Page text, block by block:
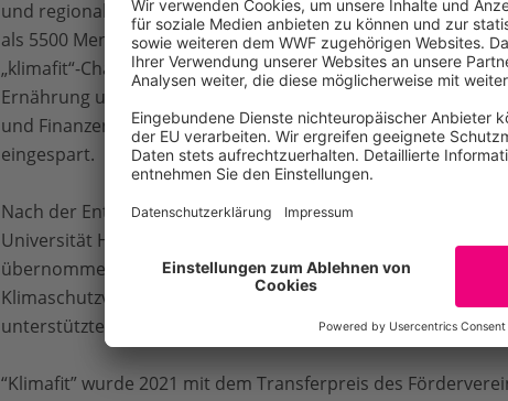
und regionale Vernetzungsmöglichkeiten geschaffen.
als 5500 Menschen an insgesamt 440 Standorten das
„klimafit“-Challenge ins Leben gerufen. Dabei konnten die
Ernährung und Energie ihren CO2-Fußabdruck verringern
und Finanzen aktiv werden. Mit der Challenge wurden
eingespart.
Nach der Entwicklung des „klimafit“-Bildungsangebotes
Universität Hamburg als dritter Partner die
übernommen und die Wirkungsentfaltung des Kurses in der
Klimaschutzverantwortliche, Vertreter:innen von lokalen
unterstützten die Kurse mit Fachbeiträgen.
“Klimafit” wurde 2021 mit dem Transferpreis des